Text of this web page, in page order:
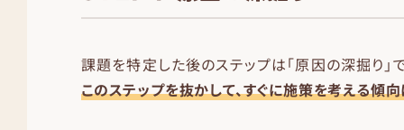
課題を特定した後のステップは「原因の深掘り」で
このステップを抜かして、すぐに施策を考える傾向